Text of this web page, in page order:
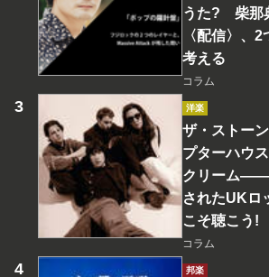
うた? 柴那
〈配信〉、
考える
コラム
洋楽
ザ・ストー
プターハウ
クリーム――
されたUKロ
こそ聴こう!
コラム
邦楽